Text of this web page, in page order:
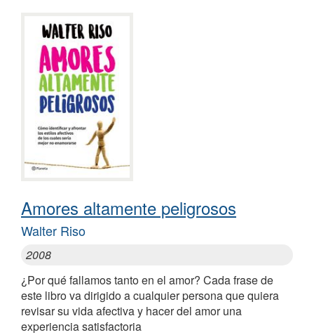
Amores altamente peligrosos
Walter Riso
2008
¿Por qué fallamos tanto en el amor? Cada frase de
este libro va dirigido a cualquier persona que quiera
revisar su vida afectiva y hacer del amor una
experiencia satisfactoria